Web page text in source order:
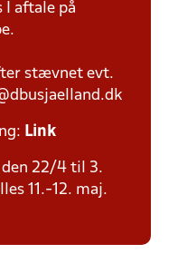
I aftale på
stævnet evt.
Link
22/4 til 3.
11.-12. maj.